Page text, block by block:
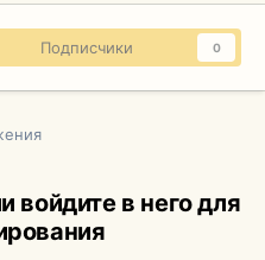
Подписчики 0
войдите в него для